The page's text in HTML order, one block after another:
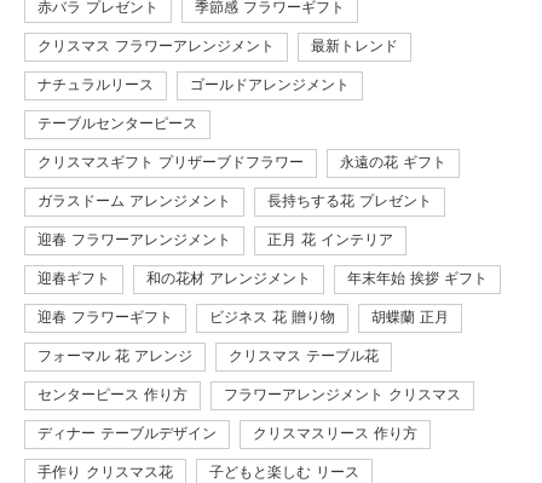
赤バラ プレゼント 季節感 フラワーギフト
クリスマス フラワーアレンジメント 最新トレンド
ナチュラルリース ゴールドアレンジメント
テーブルセンターピース
クリスマスギフト プリザーブドフラワー 永遠の花 ギフト
ガラスドーム アレンジメント 長持ちする花 プレゼント
迎春 フラワーアレンジメント 正月 花 インテリア
迎春ギフト 和の花材 アレンジメント 年末年始 挨拶 ギフト
迎春 フラワーギフト ビジネス 花 贈り物 胡蝶蘭 正月
フォーマル 花 アレンジ クリスマス テーブル花
センターピース 作り方 フラワーアレンジメント クリスマス
ディナー テーブルデザイン クリスマスリース 作り方
手作り クリスマス花 子どもと楽しむ リース